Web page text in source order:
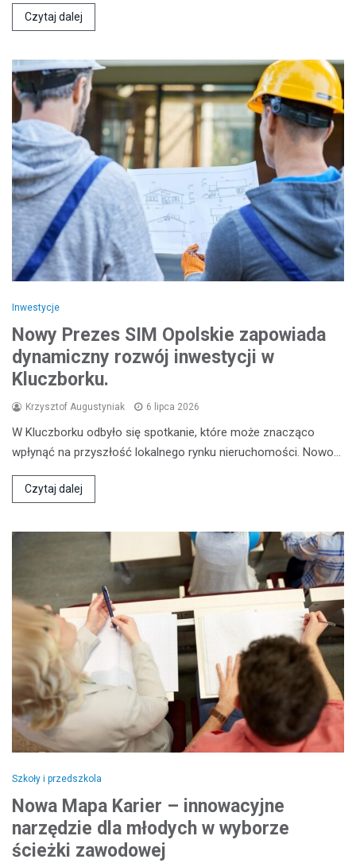
Czytaj dalej
Inwestycje
Nowy Prezes SIM Opolskie zapowiada
dynamiczny rozwój inwestycji w
Kluczborku.
Krzysztof Augustyniak 6 lipca 2026
W Kluczborku odbyło się spotkanie, które może znacząco
wpłynąć na przyszłość lokalnego rynku nieruchomości. Nowo…
Czytaj dalej
Szkoły i przedszkola
Nowa Mapa Karier – innowacyjne
narzędzie dla młodych w wyborze
ścieżki zawodowej